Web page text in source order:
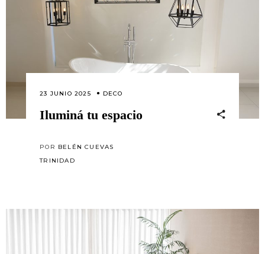
23 JUNIO 2025 DECO
Iluminá tu espacio
POR BELÉN CUEVAS
TRINIDAD